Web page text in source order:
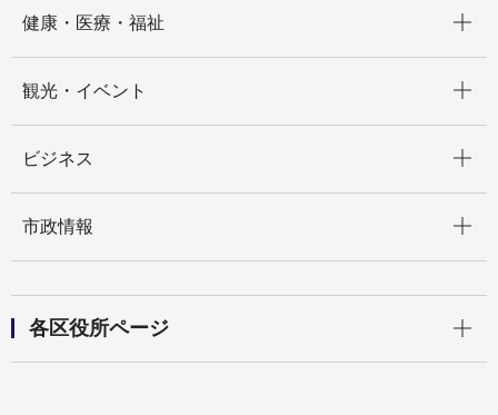
健康・医療・福祉
観光・イベント
ビジネス
市政情報
各区役所ページ